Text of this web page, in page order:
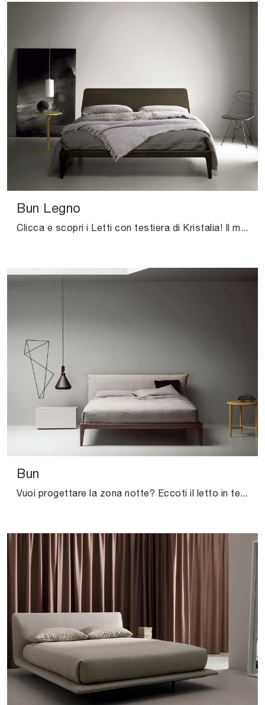
Bun Legno
Clicca e scopri i Letti con testiera di Kristalia! Il modello Bun Legno in legno ti aspetta nelle versioni matrimoniali.
Bun
Vuoi progettare la zona notte? Eccoti il letto in tessuto Bun di Kristalia per spazi moderni.